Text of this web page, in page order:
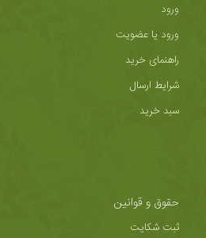
ورود
ورود یا عضویت
راهنمای خرید
شرایط ارسال
سبد خرید
حقوق و قوانین
ثبت شکایت